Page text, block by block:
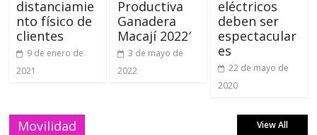
distanciamie
nto físico de
clientes
9 de enero de
2021
Productiva
Ganadera
Macají 2022′
3 de mayo de
2022
eléctricos
deben ser
espectacular
es
22 de mayo de
2020
Movilidad View All